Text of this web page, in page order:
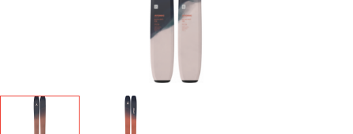
Atomic Redster Boot Blanket Medium Black/Red
999,-